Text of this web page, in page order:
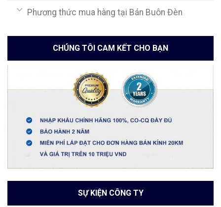
Phương thức mua hàng tại Bán Buôn Đèn
CHÚNG TÔI CAM KẾT CHO BẠN
SỰ KIỆN CÔNG TY